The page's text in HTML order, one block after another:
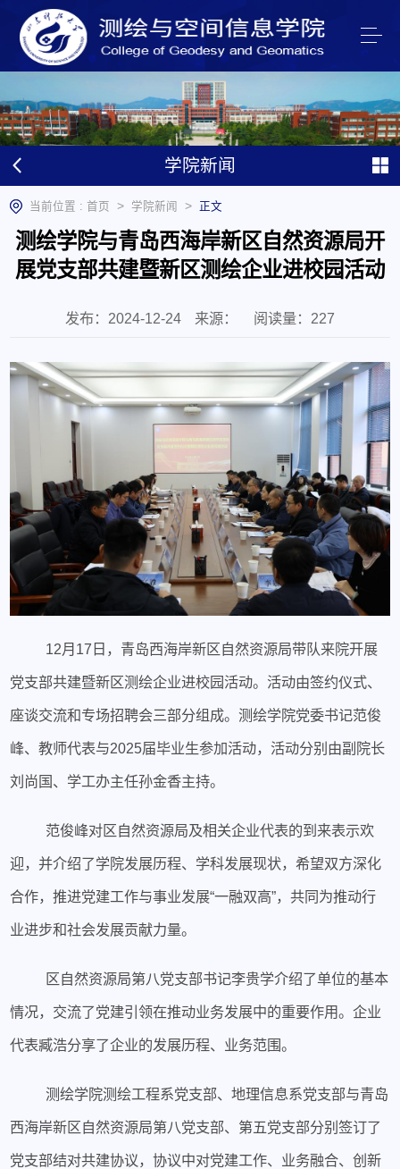
学院新闻
当前位置 : 首页 > 学院新闻 > 正文
测绘学院与青岛西海岸新区自然资源局开
展党支部共建暨新区测绘企业进校园活动
发布：2024-12-24 来源： 阅读量： 227
12月17日，青岛西海岸新区自然资源局带队来院开展
党支部共建暨新区测绘企业进校园活动。活动由签约仪式、
座谈交流和专场招聘会三部分组成。测绘学院党委书记范俊
峰、教师代表与2025届毕业生参加活动，活动分别由副院长
刘尚国、学工办主任孙金香主持。
范俊峰对区自然资源局及相关企业代表的到 来表示欢
迎，并介绍了学院发展历程、学科发展现状，希望双方深化
合作，推进党建工作与事业发展“一融双高”，共同为推动行
业进步和社会发展贡献力量。
区自然资源局第八党支部书记李贵学介绍了单位的基本
情况，交流了党建引领在推动业务发展中的重要作用。企业
代表臧浩分享了企业的发展历程、业务范围。
测绘学院测绘工程系党支部、地理信息系党支部与青岛
西海岸新区自然资源局第八党支部、第五党支部分别签订了
党支部结对共建协议，协议中对党建工作、业务融合、创新